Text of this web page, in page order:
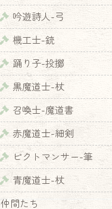
吟遊詩人-弓
機工士-銃
踊り子-投擲
黒魔道士-杖
召喚士-魔道書
赤魔道士-細剣
ピクトマンサー-筆
青魔道士-杖
仲間たち